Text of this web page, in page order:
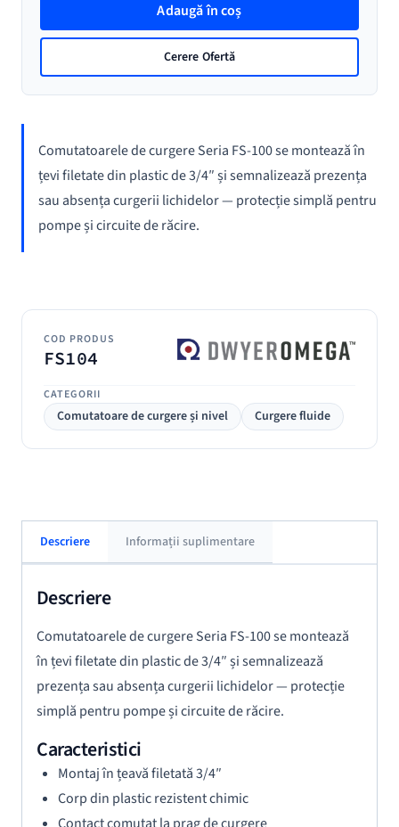
COD PRODUS
FS104
CATEGORII
Comutatoare de curgere și nivel Curgere fluide
Comutatoarele de curgere Seria FS-100 se montează în
țevi filetate din plastic de 3/4″ și semnalizează prezența
sau absența curgerii lichidelor — protecție simplă pentru
pompe și circuite de răcire.
FS
comutatator
de
debit
Adaugă în coș
Cerere Ofertă
Descriere Informații suplimentare
Descriere
Comutatoarele de curgere Seria FS-100 se montează
în țevi filetate din plastic de 3/4″ și semnalizează
prezența sau absența curgerii lichidelor — protecție
simplă pentru pompe și circuite de răcire.
Caracteristici
Montaj în țeavă filetată 3/4″
Corp din plastic rezistent chimic